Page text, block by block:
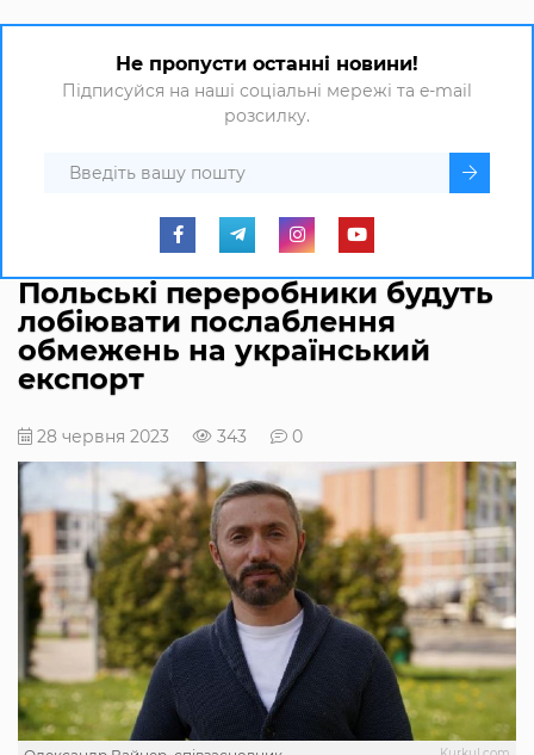
Не пропусти останні новини!
Підписуйся на наші соціальні мережі та e-mail
розсилку.
Польські переробники будуть
лобіювати послаблення
обмежень на український
експорт
28 червня 2023 343 0